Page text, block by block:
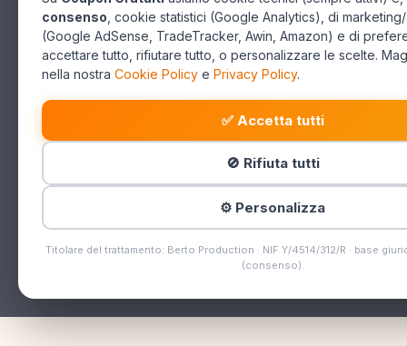
consenso , cookie statistici (Google Analytics), di
(Google AdSense, TradeTracker, Awin, Amazon) e di
accettare tutto, rifiutare tutto, o personalizzare le scelte.
nella nostra Cookie Policy e Privacy Policy.
✅ Accetta tutti
🚫 Rifiuta tutti
⚙️ Personalizza
Titolare del trattamento: Berto Production · NIF Y/4514/312/R · base
(consenso).